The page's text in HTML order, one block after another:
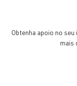
Obtenha apoio no
mais